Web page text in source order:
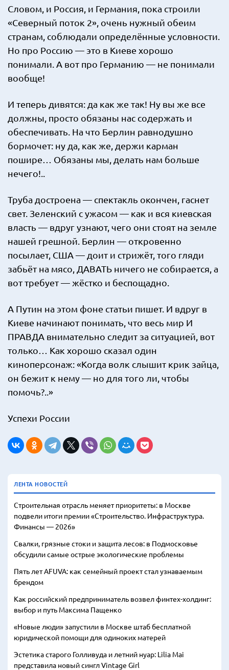
Словом, и Россия, и Германия, пока строили
«Северный поток 2», очень нужный обеим
странам, соблюдали определённые условности.
Но про Россию — это в Киеве хорошо
понимали. А вот про Германию — не понимали
вообще!
И теперь дивятся: да как же так! Ну вы же все
должны, просто обязаны нас содержать и
обеспечивать. На что Берлин равнодушно
бормочет: ну да, как же, держи карман
пошире… Обязаны мы, делать нам больше
нечего!..
Труба достроена — спектакль окончен, гаснет
свет. Зеленский с ужасом — как и вся киевская
власть — вдруг узнают, чего они стоят на земле
нашей грешной. Берлин — откровенно
посылает, США — доит и стрижёт, того гляди
забьёт на мясо, ДАВАТЬ ничего не собирается, а
вот требует — жёстко и беспощадно.
А Путин на этом фоне статьи пишет. И вдруг в
Киеве начинают понимать, что весь мир И
ПРАВДА внимательно следит за ситуацией, вот
только… Как хорошо сказал один
киноперсонаж: «Когда волк слышит крик зайца,
он бежит к нему — но для того ли, чтобы
помочь?..»
Успехи России
ЛЕНТА НОВОСТЕЙ
Строительная отрасль меняет приоритеты: в Москве
подвели итоги премии «Строительство. Инфраструктура.
Финансы — 2026»
Свалки, грязные стоки и защита лесов: в Подмосковье
обсудили самые острые экологические проблемы
Пять лет AFUVA: как семейный проект стал узнаваемым
брендом
Как российский предприниматель возвел финтех-холдинг:
выбор и путь Максима Пащенко
«Новые люди» запустили в Москве штаб бесплатной
юридической помощи для одиноких матерей
Эстетика старого Голливуда и летний нуар: Lilia Mai
представила новый сингл Vintage Girl